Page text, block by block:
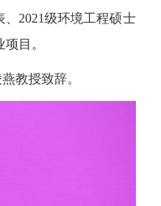
2021级环境工程硕士
目。
教授致辞。